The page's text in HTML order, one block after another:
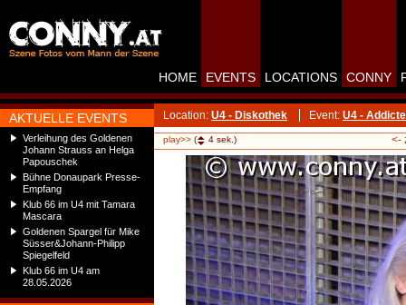
AKTUELLE EVENTS
Verleihung des Goldenen
Johann Strauss an Helga
Papouschek
Bühne Donaupark Presse-
Empfang
Klub 66 im U4 mit Tamara
Mascara
Goldenen Spargel für Mike
Süsser&Johann-Philipp
Spiegelfeld
Klub 66 im U4 am
28.05.2026
HOME EVENTS LOCATIONS CONNY
Location: U4 - Diskothek Event: U4 -
play>> ( 4 sek.) <-